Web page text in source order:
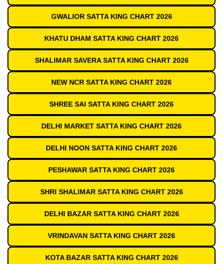
GWALIOR SATTA KING CHART 2026
KHATU DHAM SATTA KING CHART 2026
SHALIMAR SAVERA SATTA KING CHART 2026
NEW NCR SATTA KING CHART 2026
SHREE SAI SATTA KING CHART 2026
DELHI MARKET SATTA KING CHART 2026
DELHI NOON SATTA KING CHART 2026
PESHAWAR SATTA KING CHART 2026
SHRI SHALIMAR SATTA KING CHART 2026
DELHI BAZAR SATTA KING CHART 2026
VRINDAVAN SATTA KING CHART 2026
KOTA BAZAR SATTA KING CHART 2026